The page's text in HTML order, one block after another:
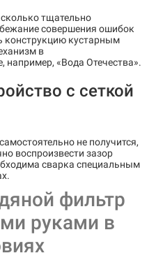
тщательно
совершения ошибок
конструкцию кустарным
в
например, «Вода Отечества».
с сеткой
не получится,
воспроизвести зазор
сварка специальным
фильтр
руками в